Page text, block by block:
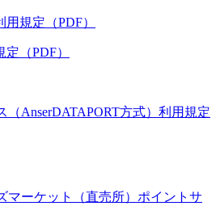
規定（PDF）
（PDF）
（AnserDATAPORT方式）利用規定
マーケット（直売所）ポイントサ